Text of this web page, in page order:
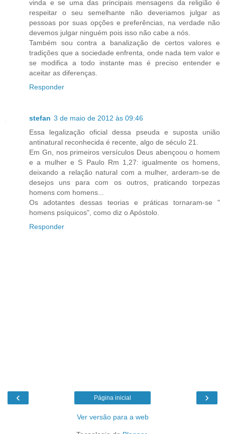
vinda e se uma das principais mensagens da religião é
respeitar o seu semelhante não deveriamos julgar as
pessoas por suas opções e preferências, na verdade não
devemos julgar ninguém pois isso não cabe a nós.
Também sou contra a banalização de certos valores e
tradições que a sociedade enfrenta, onde nada tem valor e
se modifica a todo instante mas é preciso entender e
aceitar as diferenças.
Responder
stefan 3 de maio de 2012 às 09:46
Essa legalização oficial dessa pseuda e suposta união
antinatural reconhecida é recente, algo de século 21.
Em Gn, nos primeiros versículos Deus abençoou o homem
e a mulher e S Paulo Rm 1,27: igualmente os homens,
deixando a relação natural com a mulher, arderam-se de
desejos uns para com os outros, praticando torpezas
homens com homens...
Os adotantes dessas teorias e práticas tornaram-se "
homens psíquicos", como diz o Apóstolo.
Responder
‹ ›
Página inicial
Ver versão para a web